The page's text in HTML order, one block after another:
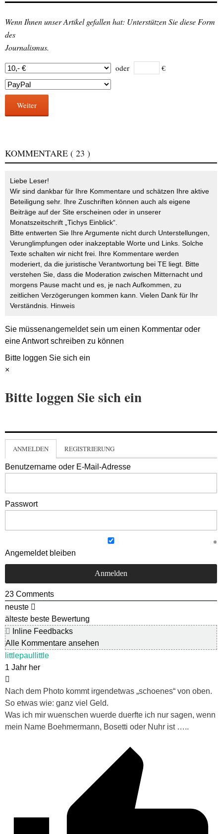
Wenn Ihnen unser Artikel gefallen hat: Unterstützen Sie diese Form
des
Journalismus.
oder €
Weiter
KOMMENTARE ( 23 )
Liebe Leser!
Wir sind dankbar für Ihre Kommentare und schätzen Ihre aktive
Beteiligung sehr. Ihre Zuschriften können auch als eigene
Beiträge auf der Site erscheinen oder in unserer
Monatszeitschrift „Tichys Einblick“.
Bitte entwerten Sie Ihre Argumente nicht durch Unterstellungen,
Verunglimpfungen oder inakzeptable Worte und Links. Solche
Texte schalten wir nicht frei. Ihre Kommentare werden
moderiert, da die juristische Verantwortung bei TE liegt. Bitte
verstehen Sie, dass die Moderation zwischen Mitternacht und
morgens Pause macht und es, je nach Aufkommen, zu
zeitlichen Verzögerungen kommen kann. Vielen Dank für Ihr
Verständnis. Hinweis
Sie müssenangemeldetsein um einen Kommentar oder
eine Antwort schreiben zu können
Bitte loggen Sie sich ein
×
Bitte loggen Sie sich ein
ANMELDEN REGISTRIERUNG
Benutzername oder E-Mail-Adresse
Passwort
Angemeldet bleiben
23 Comments
neuste
älteste beste Bewertung
Inline Feedbacks
Alle Kommentare ansehen
littlepaullittle
1 Jahr her
Nach dem Photo kommt irgendetwas „schoenes“ von oben.
So etwas wie: ganz viel Geld.
Was ich mir wuenschen wuerde duerfte ich nur sagen, wenn
mein Name Boehmermann, Bosetti oder Nuhr ist …..